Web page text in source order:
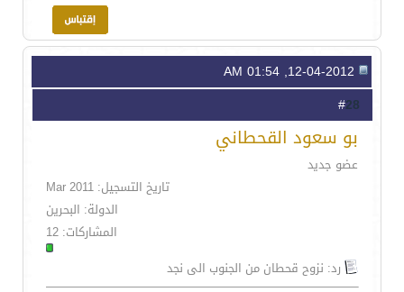
28
بو سعود القحطاني
عضو جديد
تاريخ التسجيل: Mar 2011
الدولة: البحرين
المشاركات: 12
رد: نزوح قحطان من الجنوب الى نجد